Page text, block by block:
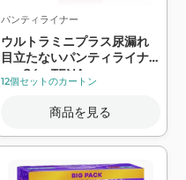
パンティライナー
ウルトラミニプラス尿漏れ
目立たないパンティライナ
ー x24 - TENA
12個セットのカートン
商品を見る